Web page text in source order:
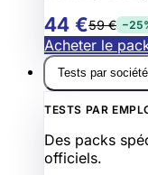
44 €59 €
Acheter le
Tests par
TESTS PAR
Des packs
officiels.